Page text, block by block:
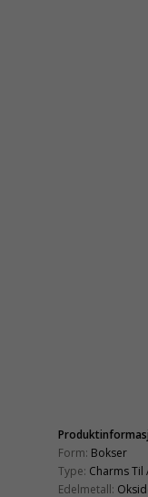
Form: Bokser
Type: Charms
Edelmetall: